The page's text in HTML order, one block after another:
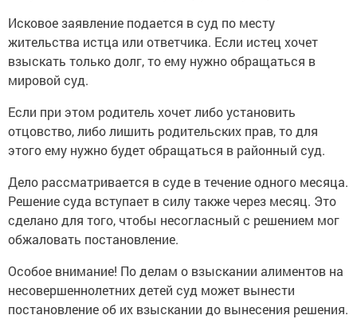
Исковое заявление подается в суд по месту
жительства истца или ответчика. Если истец хочет
взыскать только долг, то ему нужно обращаться в
мировой суд.
Если при этом родитель хочет либо установить
отцовство, либо лишить родительских прав, то для
этого ему нужно будет обращаться в районный суд.
Дело рассматривается в суде в течение одного месяца.
Решение суда вступает в силу также через месяц. Это
сделано для того, чтобы несогласный с решением мог
обжаловать постановление.
Особое внимание! По делам о взыскании алиментов на
несовершеннолетних детей суд может вынести
постановление об их взыскании до вынесения решения.